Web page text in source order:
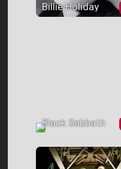
Billie Holiday
Black Sabbath